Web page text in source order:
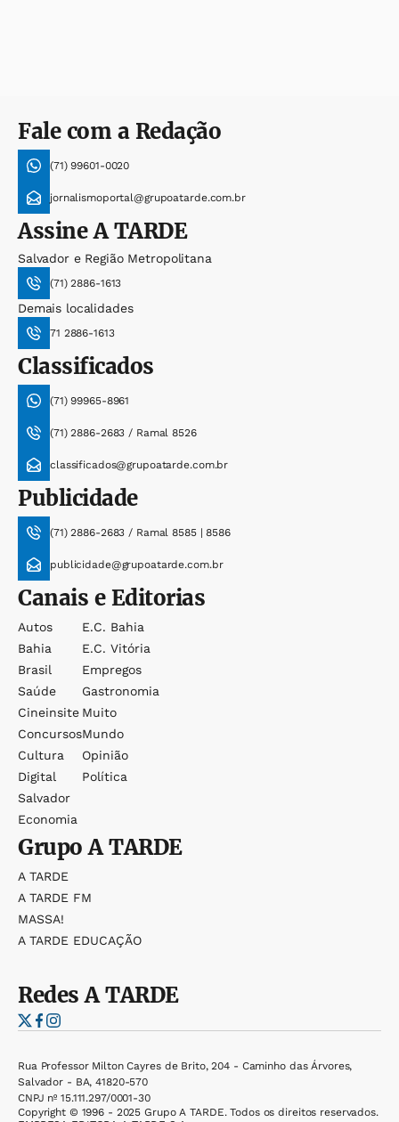
Fale com a Redação
(71) 99601-0020
jornalismoportal@grupoatarde.com.br
AssineA TARDE
Salvador e Região Metropolitana
(71) 2886-1613
Demais localidades
71 2886-1613
Classificados
(71) 99965-8961
(71) 2886-2683 / Ramal 8526
classificados@grupoatarde.com.br
Publicidade
(71) 2886-2683 / Ramal 8585 | 8586
publicidade@grupoatarde.com.br
Canais e Editorias
Autos
Bahia
Brasil
Saúde
Cineinsite
Concursos
Cultura
Digital
Salvador
Economia
E.c. Bahia
E.c. Vitória
Empregos
Gastronomia
Muito
Mundo
Opinião
Política
GrupoA TARDE
A TARDE
A TARDE FM
MASSA!
A TARDE EDUCAÇÃO
RedesA TARDE
Rua Professor Milton Cayres de Brito, 204 - Caminho das Árvores,
Salvador - BA, 41820-570
CNPJ nº 15.111.297/0001-30
Copyright © 1996 - 2025 Grupo A TARDE. Todos os direitos reservados.